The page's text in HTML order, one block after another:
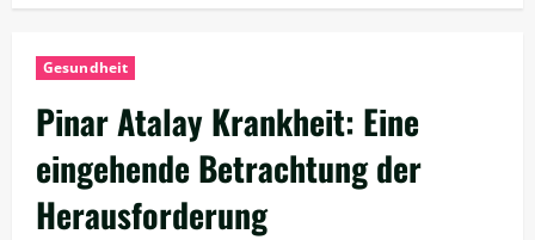
Gesundheit
Pinar Atalay Krankheit: Eine
eingehende Betrachtung der
Herausforderung